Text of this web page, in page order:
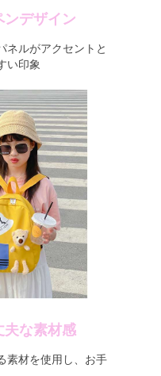
ンデザイン
ネルがアクセントと
い印象
夫な素材感
素材を使用し、お手